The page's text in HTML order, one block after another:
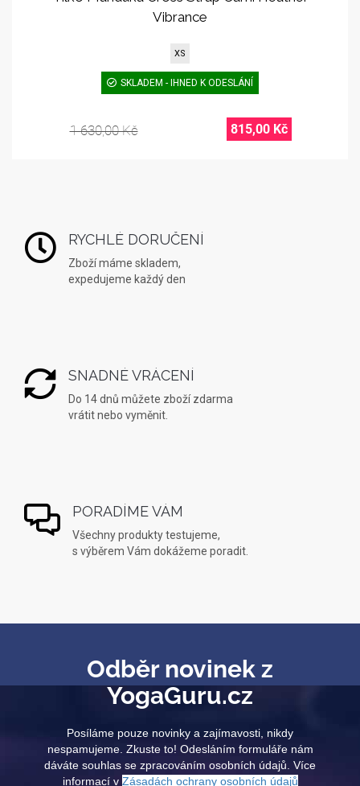
Vibrance
XS
SKLADEM - IHNED K ODESLÁNÍ
1 630,00 Kč 815,00 Kč
RYCHLÉ DORUČENÍ
Zboží máme skladem,
expedujeme každý den
SNADNÉ VRÁCENÍ
Do 14 dnů můžete zboží zdarma
vrátit nebo vyměnit.
PORADÍME VÁM
Všechny produkty testujeme,
s výběrem Vám dokážeme poradit.
Odběr novinek z
YogaGuru.cz
Posíláme pouze novinky a zajímavosti, nikdy
nespamujeme. Zkuste to! Odesláním formuláře nám
dáváte souhlas se zpracováním osobních údajů. Více
informací v Zásadách ochrany osobních údajů